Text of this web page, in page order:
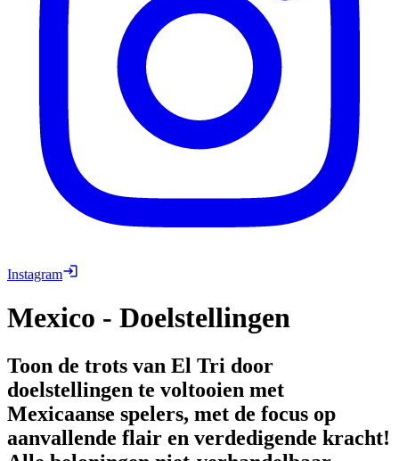
Instagram
Mexico - Doelstellingen
Toon de trots van El Tri door
doelstellingen te voltooien met
Mexicaanse spelers, met de focus op
aanvallende flair en verdedigende kracht!